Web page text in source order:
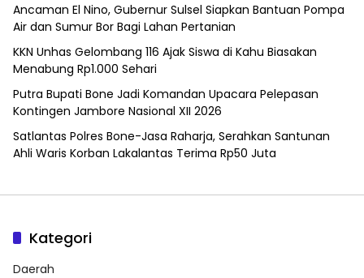
Ancaman El Nino, Gubernur Sulsel Siapkan Bantuan Pompa
Air dan Sumur Bor Bagi Lahan Pertanian
KKN Unhas Gelombang 116 Ajak Siswa di Kahu Biasakan
Menabung Rp1.000 Sehari
Putra Bupati Bone Jadi Komandan Upacara Pelepasan
Kontingen Jambore Nasional XII 2026
Satlantas Polres Bone-Jasa Raharja, Serahkan Santunan
Ahli Waris Korban Lakalantas Terima Rp50 Juta
Kategori
Daerah